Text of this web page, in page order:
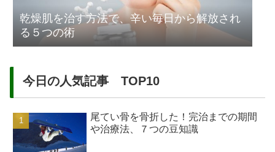
乾燥肌を治す方法で、辛い毎日から解放され
る５つの術
今日の人気記事 TOP10
尾てい骨を骨折した！完治までの期間
や治療法、７つの豆知識